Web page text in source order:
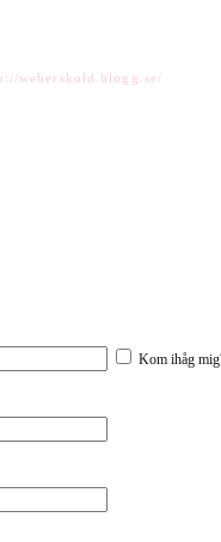
weberskold.blogg.se/
Kom ihåg